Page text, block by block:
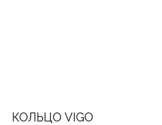
КОЛЬЦО VIGO